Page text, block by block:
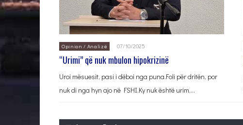
Opinion / Analizë 07/10/2025
“Urimi” që nuk mbulon hipokrizinë
Uroi mësuesit, pasi i dëboi nga puna.Foli për dritën, por
nuk di nga hyn ajo në FSHI.Ky nuk është urim,…